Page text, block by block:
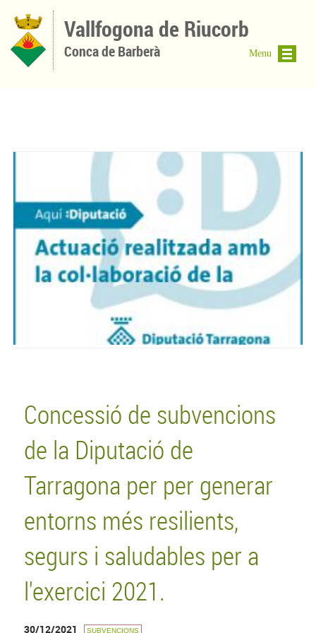
Vallfogona de Riucorb
Conca de Barberà
Concessió de subvencions
de la Diputació de
Tarragona per per generar
entorns més resilients,
segurs i saludables per a
l'exercici 2021.
30/12/2021 SUBVENCIONS
Menu